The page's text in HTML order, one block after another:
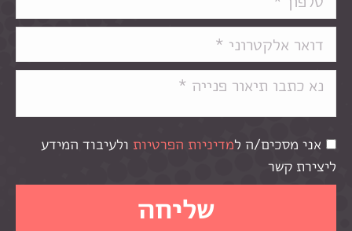
אני מסכים/ה למדיניות הפרטיות ולעיבוד המידע
ליצירת קשר